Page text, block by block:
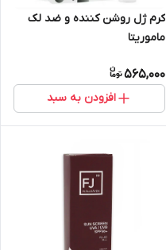
کرم ژل روشن کننده و ضد لک
ماموریتا
565,000
افزودن به سبد